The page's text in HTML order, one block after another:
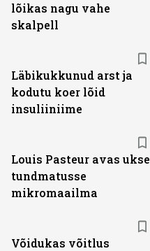
lõikas nagu vahe
skalpell
Läbikukkunud arst ja
kodutu koer lõid
insuliiniime
Louis Pasteur avas ukse
tundmatusse
mikromaailma
Võidukas võitlus